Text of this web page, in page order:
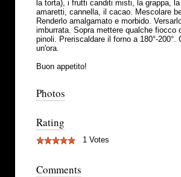
la torta), i frutti canditi misti, la grappa,
amaretti, cannella, il cacao. Mescolare
Renderlo amalgamato e morbido.
imburrata. Sopra mettere qualche fiocco
pinoli. Preriscaldare il forno a 180°-200°.
un'ora.
Buon appetito!
Photos
Rating
1 Votes
Comments